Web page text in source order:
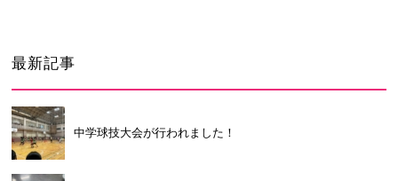
最新記事
中学球技大会が行われました！